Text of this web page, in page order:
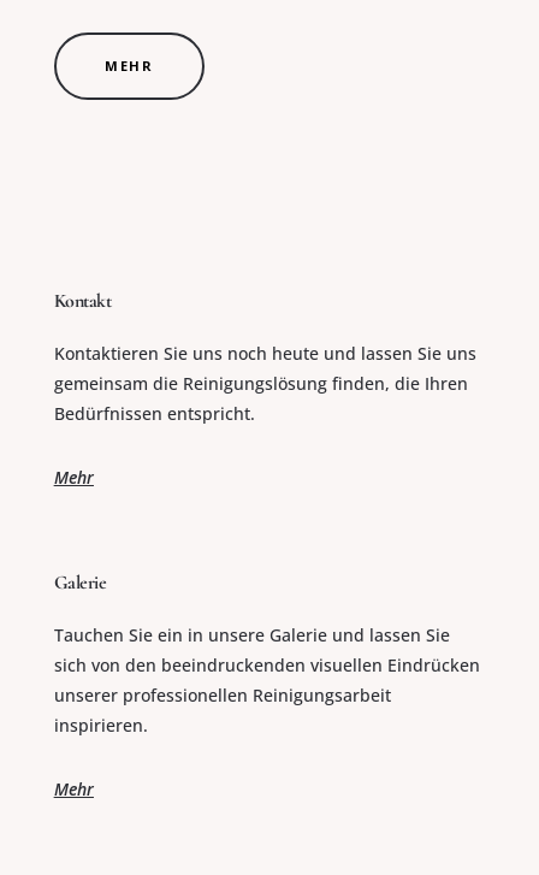
MEHR
Kontakt
Kontaktieren Sie uns noch heute und lassen Sie uns
gemeinsam die Reinigungslösung finden, die Ihren
Bedürfnissen entspricht.
Mehr
Galerie
Tauchen Sie ein in unsere Galerie und lassen Sie
sich von den beeindruckenden visuellen Eindrücken
unserer professionellen Reinigungsarbeit
inspirieren.
Mehr